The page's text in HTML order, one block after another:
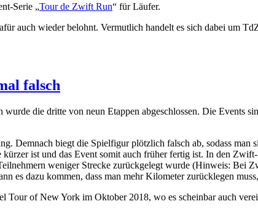
Serie „Tour de Zwift Run“ für Läufer.
auch wieder belohnt. Vermutlich handelt es sich dabei um
falsch
die dritte von neun Etappen abgeschlossen. Die Events
Demnach biegt die Spielfigur plötzlich falsch ab, sodass man
ist und das Event somit auch früher fertig ist. In den
weniger Strecke zurückgelegt wurde (Hinweis:
es dazu kommen, dass man mehr Kilometer zurücklegen
of New York im Oktober 2018, wo es scheinbar auch